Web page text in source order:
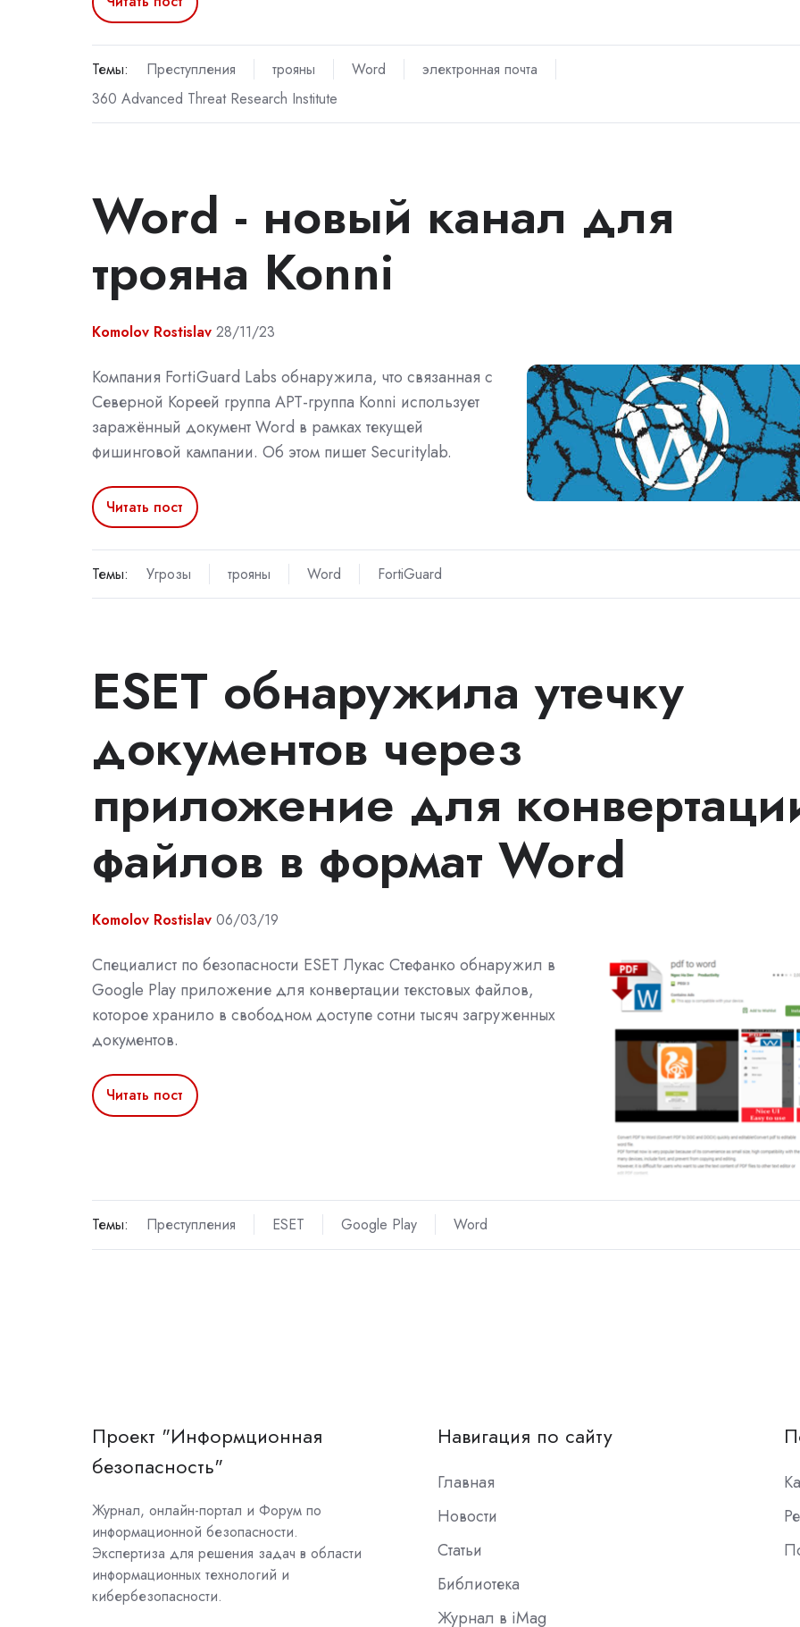
Темы: Преступления трояны Word
электронная почта
360 Advanced Threat Research Institute
Word - новый канал для
трояна Konni
Komolov Rostislav 28/11/23
Компания FortiGuard Labs обнаружила, что связанная с
Северной Кореей группа APT-группа Konni использует
заражённый документ Word в рамках текущей
фишинговой кампании. Об этом пишет Securitylab.
Читать пост
Темы: Угрозы трояны Word FortiGuard
ESET обнаружила утечку
документов через
приложение для
файлов в формат Word
Komolov Rostislav 06/03/19
Специалист по безопасности ESET Лукас Стефанко обнаружил в
Google Play приложение для конвертации текстовых файлов,
которое хранило в свободном доступе сотни тысяч загруженных
документов.
Читать пост
Темы: Преступления ESET Google Play Word
Проект "Информционная
безопасность"
Журнал, онлайн-портал и Форум по
информационной безопасности.
Экспертиза для решения задач в области
информационных технологий и
кибербезопасности.
Навигация по сайту
Главная
Новости
Статьи
Библиотека
Журнал в iMag